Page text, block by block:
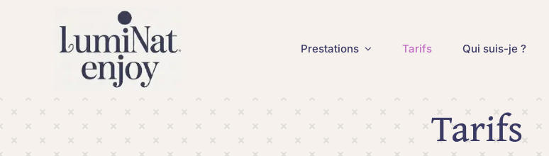
Prestations Tarifs Qui suis-je ?
Tarifs